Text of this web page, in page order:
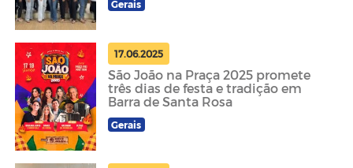
Gerais
17.06.2025
São João na Praça 2025 promete
três dias de festa e tradição em
Barra de Santa Rosa
Gerais